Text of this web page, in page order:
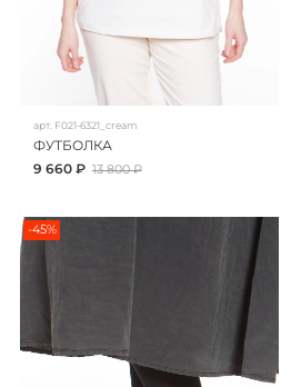
арт. F021-6321_cream
ФУТБОЛКА
9 660 ₽ 13 800 ₽
-45%